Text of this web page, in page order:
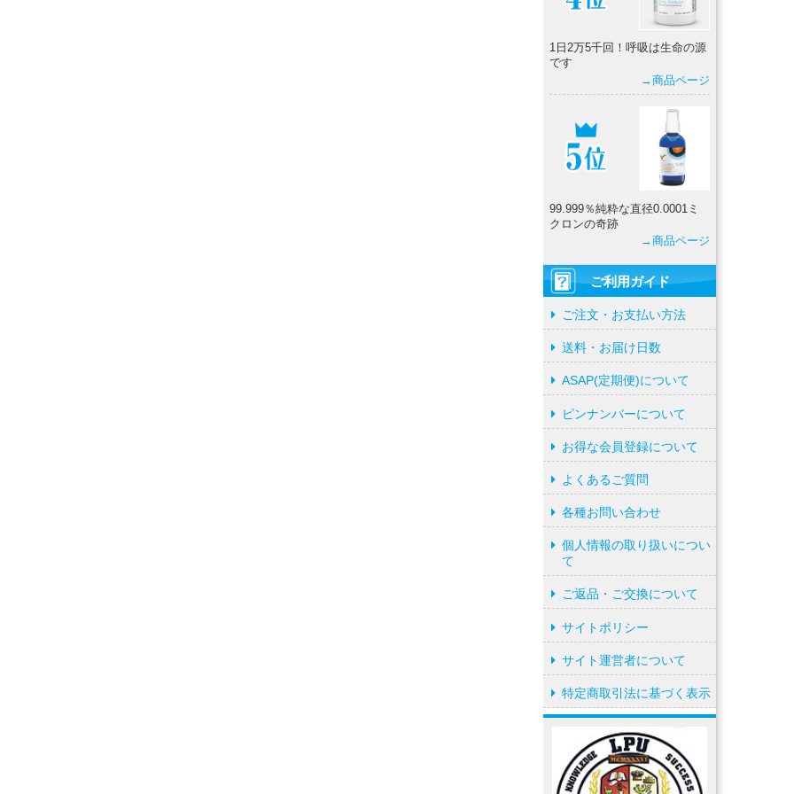
1日2万5千回！呼吸は生命の源
です
→商品ページ
99.999％純粋な直径0.0001ミ
クロンの奇跡
→商品ページ
ご利用ガイド
ご注文・お支払い方法
送料・お届け日数
ASAP(定期便)について
ピンナンバーについて
お得な会員登録について
よくあるご質問
各種お問い合わせ
個人情報の取り扱いについ
て
ご返品・ご交換について
サイトポリシー
サイト運営者について
特定商取引法に基づく表示